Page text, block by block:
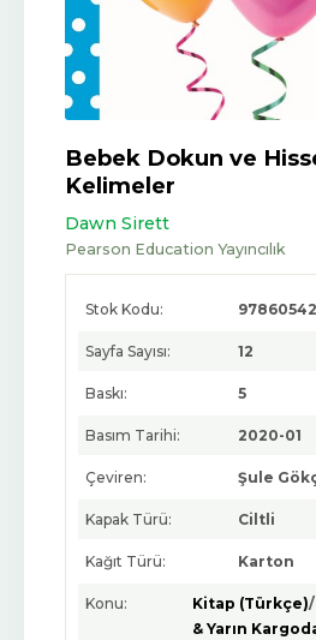
Bebek Dokun ve
Kelimeler
Dawn Sirett
Pearson Education Yayıncılık
Stok Kodu:
Sayfa Sayısı: 12
Baskı: 5
Basım Tarihi: 2020-01
Çeviren: Şule
Kapak Türü: Ciltli
Kağıt Türü: Karton
Konu: Kitap (Türkçe)
& Yarın